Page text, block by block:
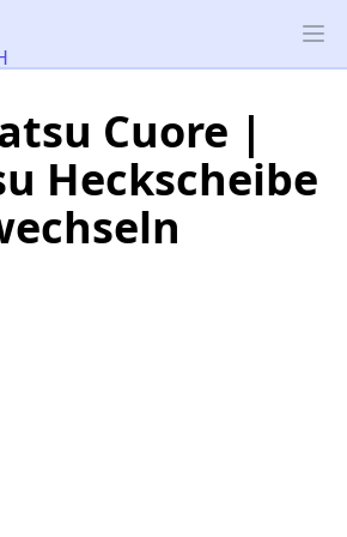
GmbH
Cuore |
Heckscheibe